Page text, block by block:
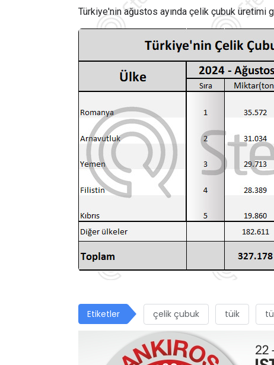
Türkiye'nin ağustos ayında çelik çubuk üretimi
Etiketler çelik çubuk tüik